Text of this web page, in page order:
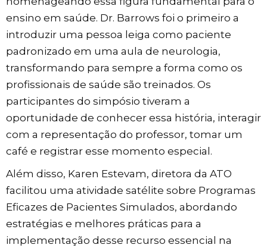
ensino em saúde. Dr. Barrows foi o primeiro a
introduzir uma pessoa leiga como paciente
padronizado em uma aula de neurologia,
transformando para sempre a forma como os
profissionais de saúde são treinados. Os
participantes do simpósio tiveram a
oportunidade de conhecer essa história, interagir
com a representação do professor, tomar um
café e registrar esse momento especial.
Além disso, Karen Estevam, diretora da ATO
facilitou uma atividade satélite sobre Programas
Eficazes de Pacientes Simulados, abordando
estratégias e melhores práticas para a
implementação desse recurso essencial na